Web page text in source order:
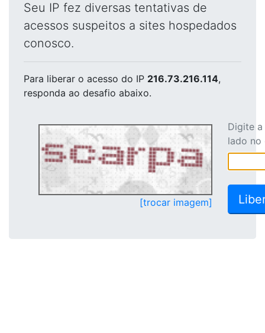
Seu IP fez diversas tentativas de
acessos suspeitos a sites hospedados
conosco.
Para liberar o acesso do IP 216.73.216.114,
responda ao desafio abaixo.
[trocar imagem]
Digite
lado no